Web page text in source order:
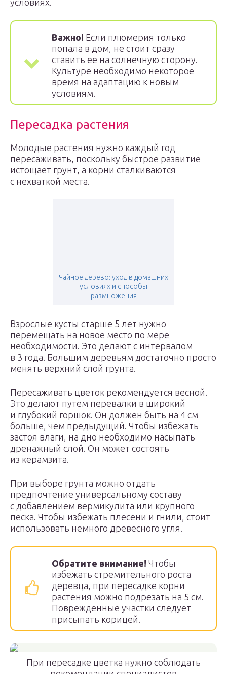
условиях.
Важно! Если плюмерия только
попала в дом, не стоит сразу
ставить ее на солнечную сторону.
Культуре необходимо некоторое
время на адаптацию к новым
условиям.
Пересадка растения
Молодые растения нужно каждый год
пересаживать, поскольку быстрое развитие
истощает грунт, а корни сталкиваются
с нехваткой места.
Чайное дерево: уход в домашних
условиях и способы
размножения
Взрослые кусты старше 5 лет нужно
перемещать на новое место по мере
необходимости. Это делают с интервалом
в 3 года. Большим деревьям достаточно просто
менять верхний слой грунта.
Пересаживать цветок рекомендуется весной.
Это делают путем перевалки в широкий
и глубокий горшок. Он должен быть на 4 см
больше, чем предыдущий. Чтобы избежать
застоя влаги, на дно необходимо насыпать
дренажный слой. Он может состоять
из керамзита.
При выборе грунта можно отдать
предпочтение универсальному составу
с добавлением вермикулита или крупного
песка. Чтобы избежать плесени и гнили, стоит
использовать немного древесного угля.
Обратите внимание! Чтобы
избежать стремительного роста
деревца, при пересадке корни
растения можно подрезать на 5 см.
Поврежденные участки следует
присыпать корицей.
При пересадке цветка нужно соблюдать